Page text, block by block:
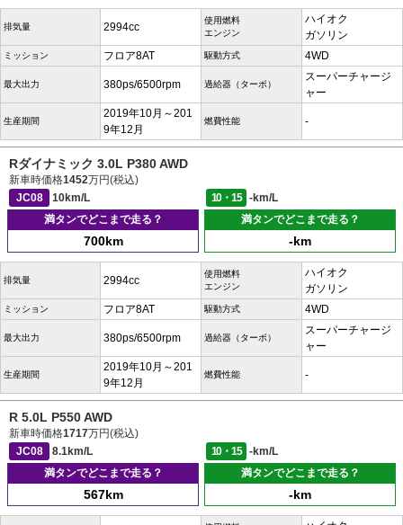
排気量 2994cc
使用燃料
エンジン
ハイオク
ガソリン
ミッション フロア8AT 駆動方式 4WD
最大出力 380ps/6500rpm 過給器（ターボ）
スーパーチャージ
ャー
生産期間
2019年10月～201
9年12月
燃費性能 -
Rダイナミック 3.0L P380 AWD
新車時価格1452万円(税込)
JC08
10km/L 10・15
-km/L
満タンでどこまで走る？
700km
満タンでどこまで走る？
-km
排気量 2994cc
使用燃料
エンジン
ハイオク
ガソリン
ミッション フロア8AT 駆動方式 4WD
最大出力 380ps/6500rpm 過給器（ターボ）
スーパーチャージ
ャー
生産期間
2019年10月～201
9年12月
燃費性能 -
R 5.0L P550 AWD
新車時価格1717万円(税込)
JC08
8.1km/L 10・15
-km/L
満タンでどこまで走る？
567km
満タンでどこまで走る？
-km